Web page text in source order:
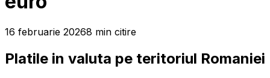
16 februarie 20268 min citire
Platile in valuta pe teritoriul Romaniei